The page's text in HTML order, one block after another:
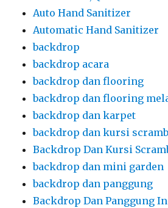
Auto Hand Sanitizer
Automatic Hand Sanitizer
backdrop
backdrop acara
backdrop dan flooring
backdrop dan flooring
backdrop dan karpet
backdrop dan kursi
Backdrop Dan Kursi
backdrop dan mini garden
backdrop dan panggung
Backdrop Dan Panggung